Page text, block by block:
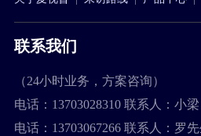
联系我们
（24小时业务，方案咨询）
电话：13703028310 联系人：小梁
电话：13703067266 联系人：罗